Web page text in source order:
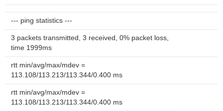
--- ping statistics ---
3 packets transmitted, 3 received, 0% packet loss,
time 1999ms
rtt min/avg/max/mdev =
113.108/113.213/113.344/0.400 ms
rtt min/avg/max/mdev =
113.108/113.213/113.344/0.400 ms